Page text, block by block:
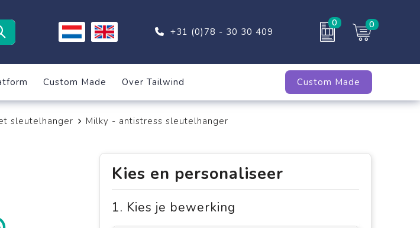
+31 (0)78 - 30 30 409
0 0
Custom Made Over Tailwind Custom Made
sleutelhanger Milky - antistress sleutelhanger
Kies en personaliseer
1. Kies je bewerking